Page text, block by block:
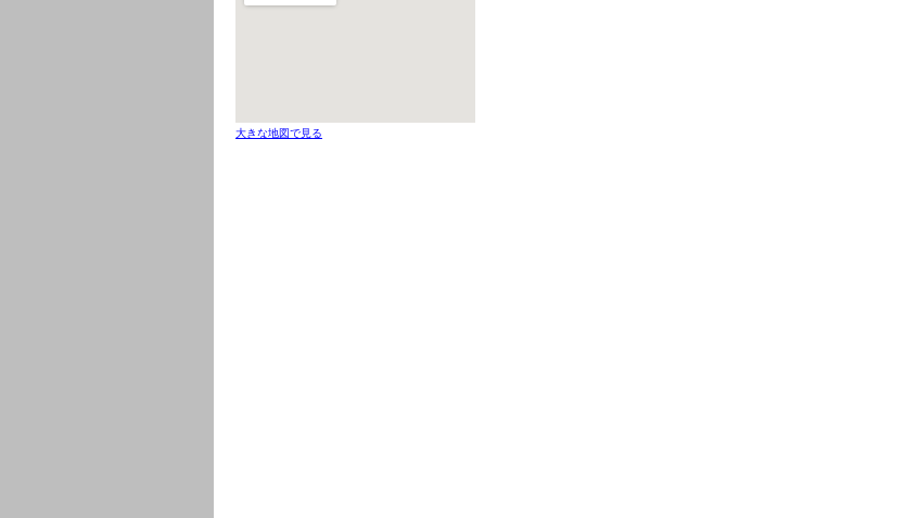
大きな地図で見る